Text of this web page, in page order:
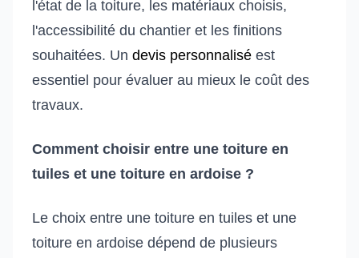
l'état de la toiture, les matériaux choisis,
l'accessibilité du chantier et les finitions
souhaitées. Un devis personnalisé est
essentiel pour évaluer au mieux le coût des
travaux.
Comment choisir entre une toiture en
tuiles et une toiture en ardoise ?
Le choix entre une toiture en tuiles et une
toiture en ardoise dépend de plusieurs